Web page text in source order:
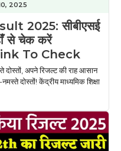
2025
2025: सीबीएसई
से चेक करें
To Check
अपने रिजल्ट की राह आसान
दोस्तों! केंद्रीय माध्यमिक शिक्षा